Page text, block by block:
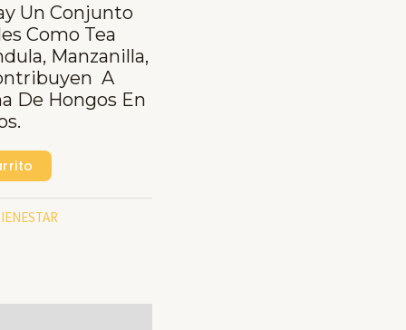
Un Conjunto
Como Tea
Manzanilla,
A
De Hongos En